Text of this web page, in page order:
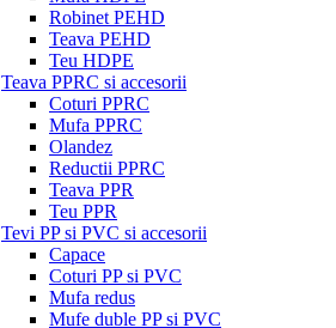
Robinet PEHD
Teava PEHD
Teu HDPE
Teava PPRC si accesorii
Coturi PPRC
Mufa PPRC
Olandez
Reductii PPRC
Teava PPR
Teu PPR
Tevi PP si PVC si accesorii
Capace
Coturi PP si PVC
Mufa redus
Mufe duble PP si PVC